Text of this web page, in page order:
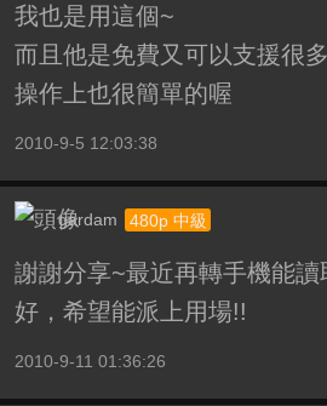
我也是用這個~
而且他是免費又可以支援很
操作上也很簡單的喔
2010-9-5 12:03:38
gardam 480p 中級
謝謝分享~最近再轉手機能
好，希望能派上用場!!
2010-9-11 01:36:26